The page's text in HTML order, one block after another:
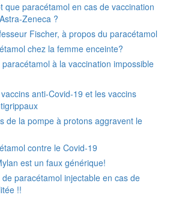
que paracétamol en cas de vaccination
Zeneca ?
Fischer, à propos du paracétamol
chez la femme enceinte?
à la vaccination impossible
anti-Covid-19 et les vaccins
de la pompe à protons aggravent le
contre le Covid-19
est un faux générique!
paracétamol injectable en cas de
!!